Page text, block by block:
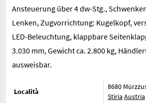
Ansteuerung über 4 dw-Stg.,
Lenken, Zugvorrichtung: Kugelkopf,
LED-Beleuchtung, klappbare
3.030 mm, Gewicht ca. 2.800 kg,
ausweisbar.
Località
8680
Stiria Austria